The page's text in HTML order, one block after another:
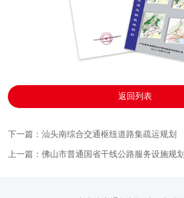
返回列表
下一篇：汕头南综合交通枢纽道路集疏运规划
上一篇：佛山市普通国省干线公路服务设施规划